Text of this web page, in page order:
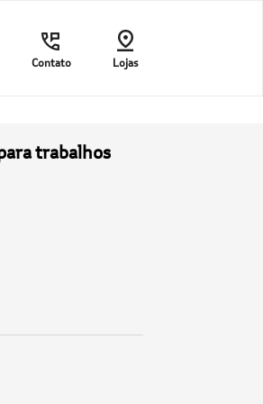
Contato Lojas
trabalhos